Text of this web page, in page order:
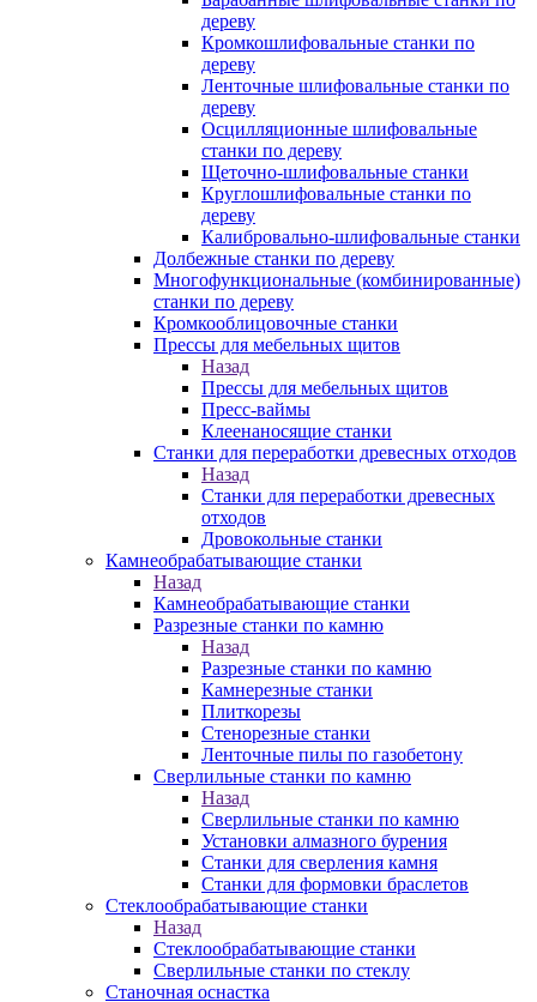
дереву
Кромкошлифовальные станки по
дереву
Ленточные шлифовальные станки по
дереву
Осцилляционные шлифовальные
станки по дереву
Щеточно-шлифовальные станки
Круглошлифовальные станки по
дереву
Калибровально-шлифовальные станки
Долбежные станки по дереву
Многофункциональные (комбинированные)
станки по дереву
Кромкооблицовочные станки
Прессы для мебельных щитов
Назад
Прессы для мебельных щитов
Пресс-ваймы
Клеенаносящие станки
Станки для переработки древесных отходов
Назад
Станки для переработки древесных
отходов
Дровокольные станки
Камнеобрабатывающие станки
Назад
Камнеобрабатывающие станки
Разрезные станки по камню
Назад
Разрезные станки по камню
Камнерезные станки
Плиткорезы
Стенорезные станки
Ленточные пилы по газобетону
Сверлильные станки по камню
Назад
Сверлильные станки по камню
Установки алмазного бурения
Станки для сверления камня
Станки для формовки браслетов
Стеклообрабатывающие станки
Назад
Стеклообрабатывающие станки
Сверлильные станки по стеклу
Станочная оснастка